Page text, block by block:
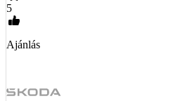
5
Ajánlás